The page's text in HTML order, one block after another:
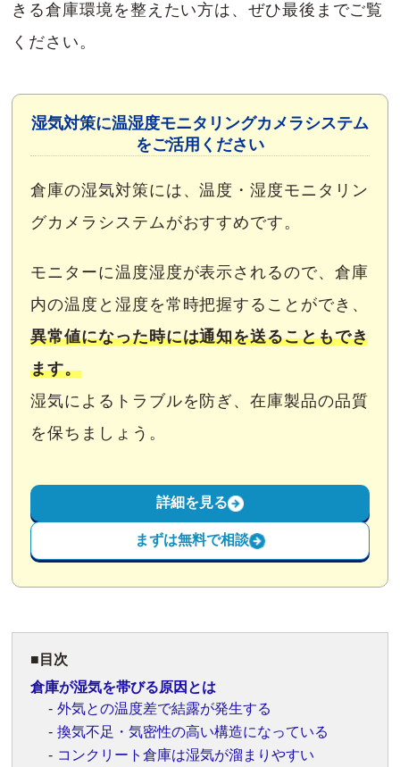
きる倉庫環境を整えたい方は、ぜひ最後までご覧
ください。
湿気対策に温湿度モニタリングカメラシステム
をご活用ください
倉庫の湿気対策には、温度・湿度モニタリン
グカメラシステムがおすすめです。
モニターに温度湿度が表示されるので、倉庫
内の温度と湿度を常時把握することができ、
異常値になった時には通知を送ることもでき
ます。
湿気によるトラブルを防ぎ、在庫製品の品質
を保ちましょう。
詳細を見る
まずは無料で相談
目次
倉庫が湿気を帯びる原因とは
外気との温度差で結露が発生する
換気不足・気密性の高い構造になっている
コンクリート倉庫は湿気が溜まりやすい